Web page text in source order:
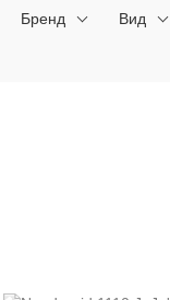
Бренд Вид